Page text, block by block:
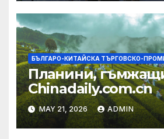
БЪЛГАРО-КИТАЙСКА ТЪРГОВСКО-
Планини,
Chinadaily.com.cn
MAY 21, 2026 ADMIN